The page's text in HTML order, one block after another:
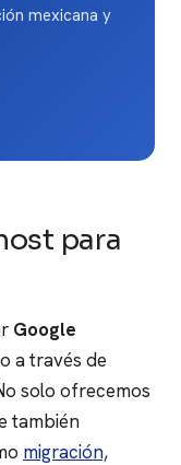
mexicana y
para
Google
a través de
solo ofrecemos
también
migración,